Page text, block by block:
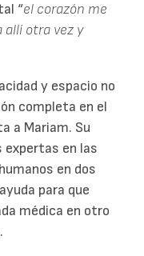
“el corazón me
allí otra vez y
y espacio no
completa en el
a Mariam. Su
en las
en dos
para que
médica en otro